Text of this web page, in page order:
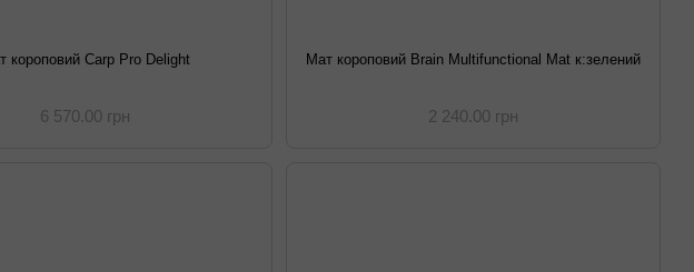
короповий Carp Pro Delight
6 570.00 грн
Мат короповий Brain Multifunctional Mat к:зелений
2 240.00 грн